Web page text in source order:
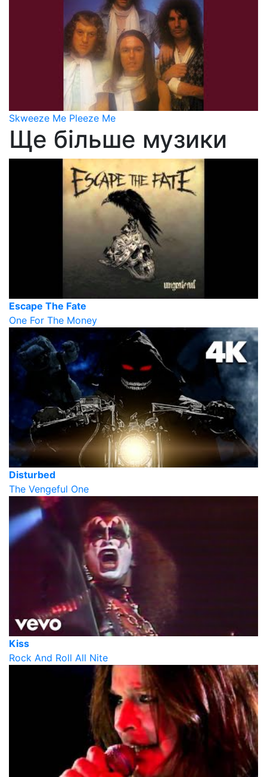
Skweeze Me Pleeze Me
Ще більше музики
Escape The Fate
One For The Money
Disturbed
The Vengeful One
Kiss
Rock And Roll All Nite